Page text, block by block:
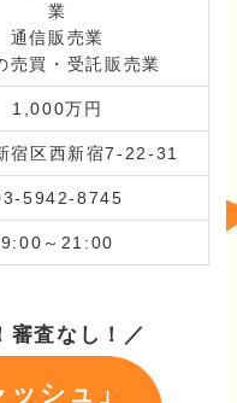
業
通信販売業
売買・受託販売業
1,000万円
宿区西新宿7-22-31
5942-8745
9:00～21:00
審査なし！／
シュ」